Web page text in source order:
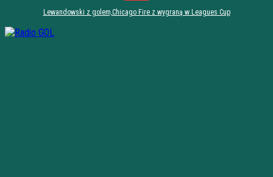
Lewandowski z golem,Chicago Fire z wygraną w Leagues Cup